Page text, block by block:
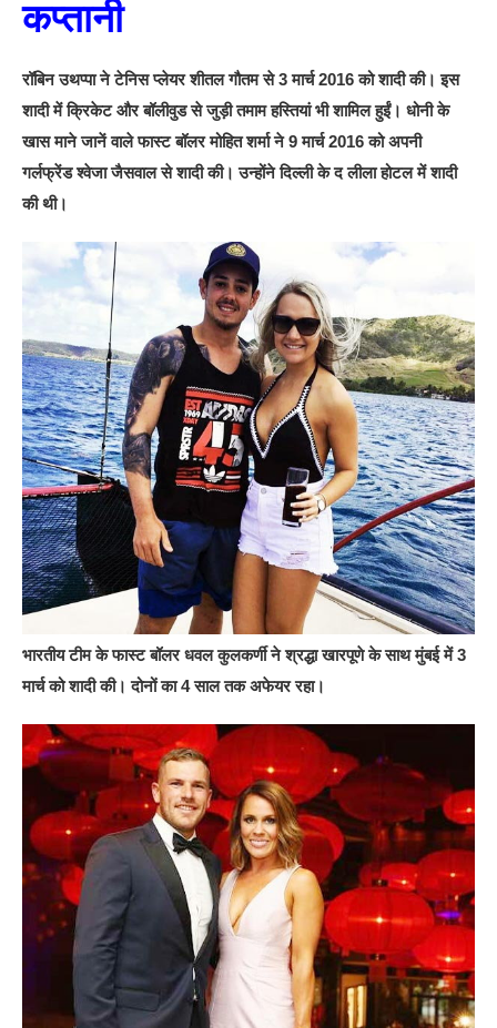
कप्तानी
रॉबिन उथप्पा ने टेनिस प्लेयर शीतल गौतम से 3 मार्च 2016 को शादी की। इस
शादी में क्रिकेट और बॉलीवुड से जुड़ी तमाम हस्तियां भी शामिल हुईं। धोनी के
खास माने जानें वाले फास्ट बॉलर मोहित शर्मा ने 9 मार्च 2016 को अपनी
गर्लफ्रेंड श्वेजा जैसवाल से शादी की। उन्होंने दिल्ली के द लीला होटल में शादी
की थी।
भारतीय टीम के फास्ट बॉलर धवल कुलकर्णी ने श्रद्धा खारपूणे के साथ मुंबई में 3
मार्च को शादी की। दोनों का 4 साल तक अफेयर रहा।